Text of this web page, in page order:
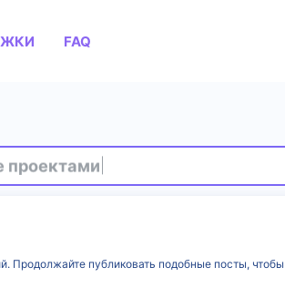
FAQ
проектами
Продолжайте публиковать подобные посты,